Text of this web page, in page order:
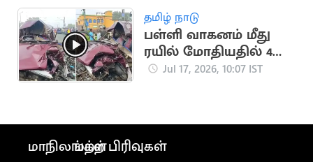
சந்திப்பு
தமிழ் நாடு
பள்ளி வாகனம் மீது
ரயில் மோதியதில் 4
குழந்தைகள் பலி
Jul 17, 2026, 10:07 IST
மாநிலங்கள்மற்ற பிரிவுகள்